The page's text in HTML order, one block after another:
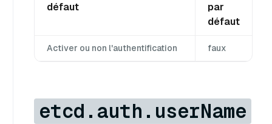
défaut
par
défaut
Activer ou non l'authentification faux
etcd.auth.userName